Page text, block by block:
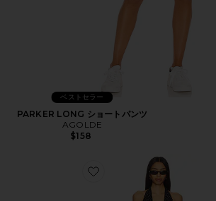
ベストセラー
PARKER LONG ショートパンツ
AGOLDE
$158
Favorite DISTRICT マキシドレス